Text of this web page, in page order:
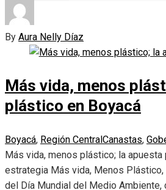
By Aura Nelly Díaz
Más vida, menos
plástico en Boyacá
Boyacá, Región CentralCanastas,
Más vida, menos plástico; la
estrategia Más vida, Menos
del Día Mundial del Medio Ambiente,